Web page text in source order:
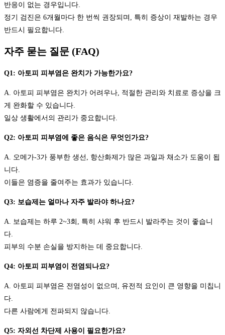
반응이 없는 경우입니다.
정기 검진은 6개월마다 한 번씩 권장되며, 특히 증상이 재발하는 경우
반드시 필요합니다.
자주 묻는 질문 (FAQ)
Q1: 아토피 피부염은 완치가 가능한가요?
A. 아토피 피부염은 완치가 어려우나, 적절한 관리와 치료로 증상을 크
게 완화할 수 있습니다.
일상 생활에서의 관리가 중요합니다.
Q2: 아토피 피부염에 좋은 음식은 무엇인가요?
A. 오메가-3가 풍부한 생선, 항산화제가 많은 과일과 채소가 도움이 됩
니다.
이들은 염증을 줄여주는 효과가 있습니다.
Q3: 보습제는 얼마나 자주 발라야 하나요?
A. 보습제는 하루 2~3회, 특히 샤워 후 반드시 발라주는 것이 좋습니
다.
피부의 수분 손실을 방지하는 데 중요합니다.
Q4: 아토피 피부염이 전염되나요?
A. 아토피 피부염은 전염성이 없으며, 유전적 요인이 큰 영향을 미칩니
다.
다른 사람에게 전파되지 않습니다.
Q5: 자외선 차단제 사용이 필요한가요?